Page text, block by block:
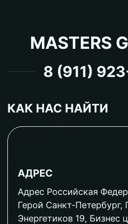
MASTERS
8 (911)
КАК НАС НАЙТИ
АДРЕС
Адрес Российская
Герой Санкт-Петербург,
Энергетиков 19, Бизнес